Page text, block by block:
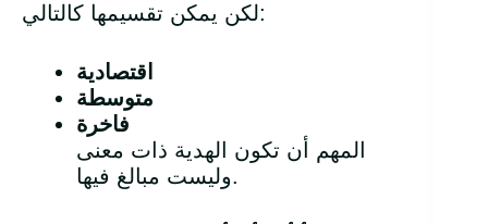
لكن يمكن تقسيمها كالتالي:
اقتصادية
متوسطة
فاخرة
المهم أن تكون الهدية ذات معنى
وليست مبالغ فيها.